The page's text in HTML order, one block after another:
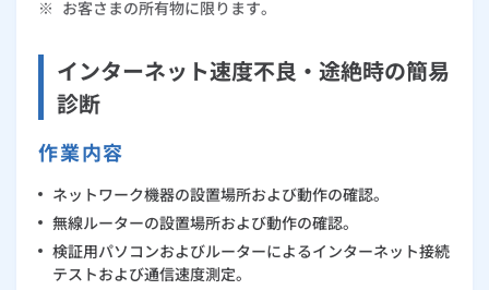
※ お客さまの所有物に限ります。
インターネット速度不良・途絶時の簡易
診断
作業内容
ネットワーク機器の設置場所および動作の確認。
無線ルーターの設置場所および動作の確認。
検証用パソコンおよびルーターによるインターネット接続
テストおよび通信速度測定。